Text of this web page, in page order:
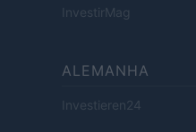
InvestirMag
ALEMANHA
Investieren24